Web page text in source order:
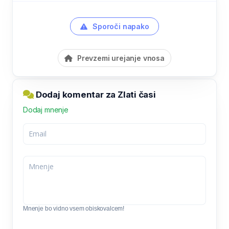
Sporoči napako
Prevzemi urejanje vnosa
Dodaj komentar za Zlati časi
Dodaj mnenje
Mnenje bo vidno vsem obiskovalcem!